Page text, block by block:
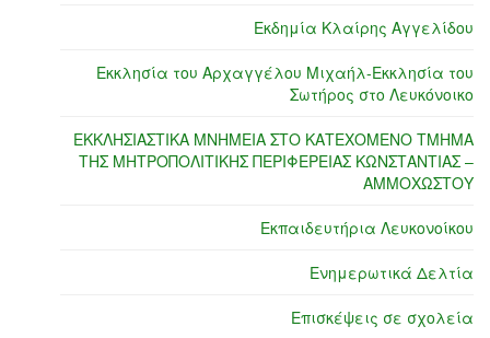
Εκδημία Κλαίρης Αγγελίδου
Εκκλησία του Αρχαγγέλου Μιχαήλ-Εκκλησία του
Σωτήρος στο Λευκόνοικο
ΕΚΚΛΗΣΙΑΣΤΙΚΑ ΜΝΗΜΕΙΑ ΣΤΟ ΚΑΤΕΧΟΜΕΝΟ ΤΜΗΜΑ
ΤΗΣ ΜΗΤΡΟΠΟΛΙΤΙΚΗΣ ΠΕΡΙΦΕΡΕΙΑΣ ΚΩΝΣΤΑΝΤΙΑΣ –
ΑΜΜΟΧΩΣΤΟΥ
Εκπαιδευτήρια Λευκονοίκου
Ενημερωτικά Δελτία
Επισκέψεις σε σχολεία